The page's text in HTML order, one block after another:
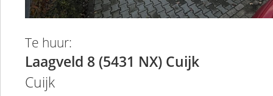
Te huur:
Laagveld 8 (5431 NX) Cuijk
Cuijk